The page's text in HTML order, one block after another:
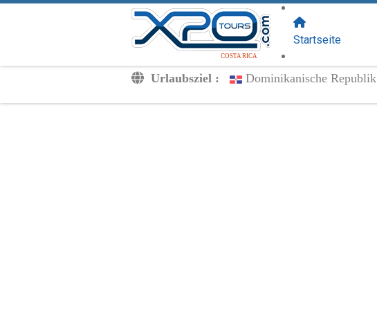
Urlaubsziel : Dominikanische Republik
COSTA RICA
Startseite